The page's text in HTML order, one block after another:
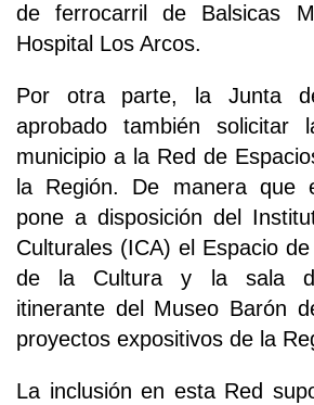
de ferrocarril de Balsicas
Hospital Los Arcos.
Por otra parte, la Junta
aprobado también solicitar
municipio a la Red de
la Región. De manera que
pone a disposición del
Culturales (ICA) el Espacio
de la Cultura y la sala
itinerante del Museo Barón
proyectos expositivos de la
La inclusión en esta Red